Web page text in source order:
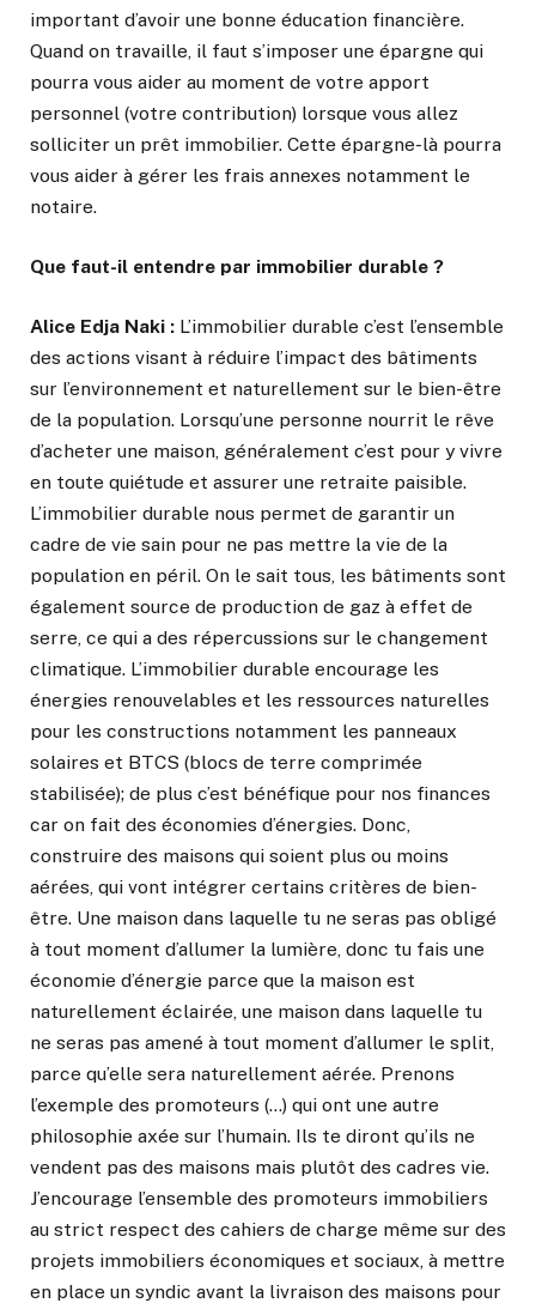
important d’avoir une bonne éducation financière.
Quand on travaille, il faut s’imposer une épargne qui
pourra vous aider au moment de votre apport
personnel (votre contribution) lorsque vous allez
solliciter un prêt immobilier. Cette épargne-là pourra
vous aider à gérer les frais annexes notamment le
notaire.
Que faut-il entendre par immobilier durable ?
Alice Edja Naki : L’immobilier durable c’est l’ensemble
des actions visant à réduire l’impact des bâtiments
sur l’environnement et naturellement sur le bien-être
de la population. Lorsqu’une personne nourrit le rêve
d’acheter une maison, généralement c’est pour y vivre
en toute quiétude et assurer une retraite paisible.
L’immobilier durable nous permet de garantir un
cadre de vie sain pour ne pas mettre la vie de la
population en péril. On le sait tous, les bâtiments sont
également source de production de gaz à effet de
serre, ce qui a des répercussions sur le changement
climatique. L’immobilier durable encourage les
énergies renouvelables et les ressources naturelles
pour les constructions notamment les panneaux
solaires et BTCS (blocs de terre comprimée
stabilisée); de plus c’est bénéfique pour nos finances
car on fait des économies d’énergies. Donc,
construire des maisons qui soient plus ou moins
aérées, qui vont intégrer certains critères de bien-
être. Une maison dans laquelle tu ne seras pas obligé
à tout moment d’allumer la lumière, donc tu fais une
économie d’énergie parce que la maison est
naturellement éclairée, une maison dans laquelle tu
ne seras pas amené à tout moment d’allumer le split,
parce qu’elle sera naturellement aérée. Prenons
l’exemple des promoteurs (…) qui ont une autre
philosophie axée sur l’humain. Ils te diront qu’ils ne
vendent pas des maisons mais plutôt des cadres vie.
J’encourage l’ensemble des promoteurs immobiliers
au strict respect des cahiers de charge même sur des
projets immobiliers économiques et sociaux, à mettre
en place un syndic avant la livraison des maisons pour